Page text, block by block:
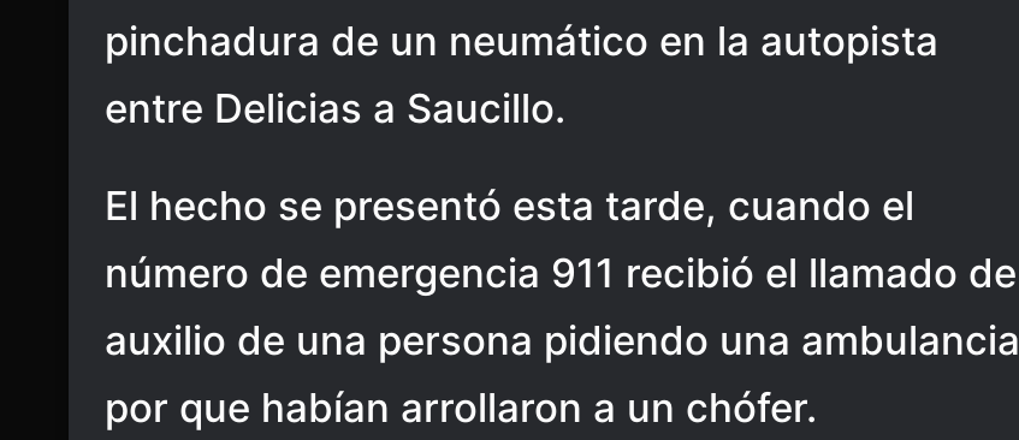
pinchadura de un neumático en la autopista
entre Delicias a Saucillo.
El hecho se presentó esta tarde, cuando el
número de emergencia 911 recibió el llamado de
auxilio de una persona pidiendo una ambulancia
por que habían arrollaron a un chófer.